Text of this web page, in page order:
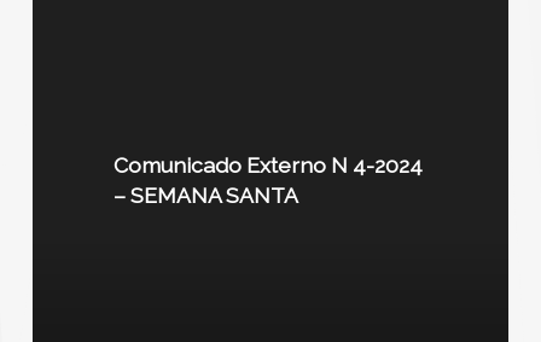
Comunicado Externo N 4-2024
– SEMANA SANTA